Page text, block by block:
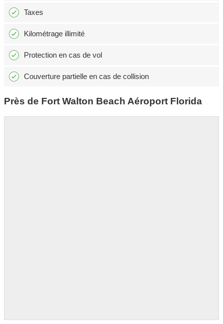
Taxes
Kilométrage illimité
Protection en cas de vol
Couverture partielle en cas de collision
Près de Fort Walton Beach Aéroport Florida